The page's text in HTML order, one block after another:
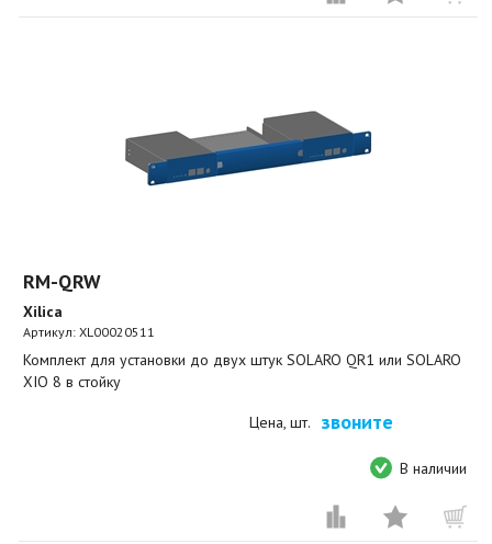
RM-QRW
Xilica
Артикул:XL00020511
Комплект для установки до двух штук SOLARO QR1 или SOLARO
XIO 8 в стойку
Цена, шт. звоните
В наличии